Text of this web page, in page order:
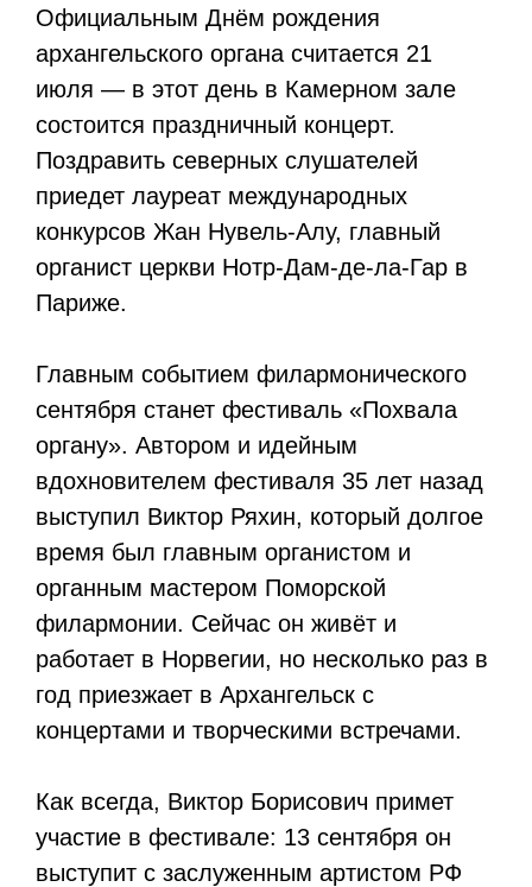
Официальным Днём рождения
архангельского органа считается 21
июля — в этот день в Камерном зале
состоится праздничный концерт.
Поздравить северных слушателей
приедет лауреат международных
конкурсов Жан Нувель-Алу, главный
органист церкви Нотр-Дам-де-ла-Гар в
Париже.
Главным событием филармонического
сентября станет фестиваль «Похвала
органу». Автором и идейным
вдохновителем фестиваля 35 лет назад
выступил Виктор Ряхин, который долгое
время был главным органистом и
органным мастером Поморской
филармонии. Сейчас он живёт и
работает в Норвегии, но несколько раз в
год приезжает в Архангельск с
концертами и творческими встречами.
Как всегда, Виктор Борисович примет
участие в фестивале: 13 сентября он
выступит с заслуженным артистом РФ